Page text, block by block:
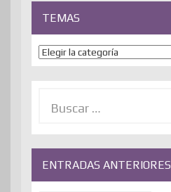
TEMAS
Temas
ENTRADAS ANTERIORES